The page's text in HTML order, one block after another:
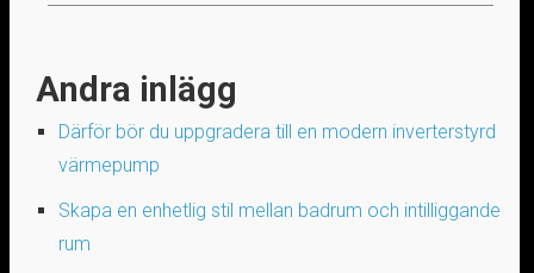
Andra inlägg
Därför bör du uppgradera till en modern inverterstyrd
värmepump
Skapa en enhetlig stil mellan badrum och intilliggande
rum